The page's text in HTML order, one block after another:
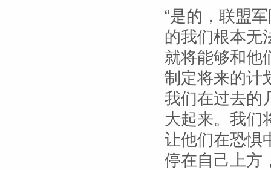
“是的，联盟
的我们根本无
就将能够和他
制定将来的计
我们在过去的
大起来。我们
让他们在恐惧
停在自己上方